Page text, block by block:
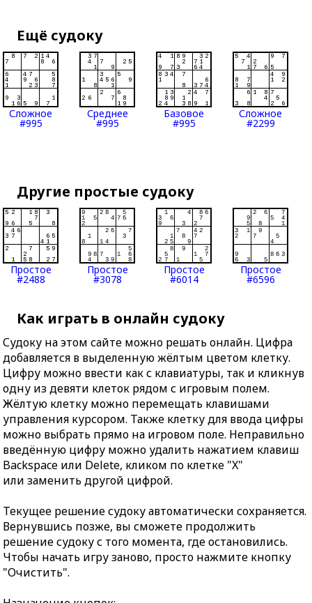
Ещё судоку
Сложное
#995
Среднее
#995
Базовое
#995
Сложное
#2299
Другие простые судоку
Простое
#2488
Простое
#3078
Простое
#6014
Простое
#6596
Как играть в онлайн судоку
Судоку на этом сайте можно решать онлайн. Цифра
добавляется в выделенную жёлтым цветом клетку.
Цифру можно ввести как с клавиатуры, так и кликнув
одну из девяти клеток рядом с игровым полем.
Жёлтую клетку можно перемещать клавишами
управления курсором. Также клетку для ввода цифры
можно выбрать прямо на игровом поле. Неправильно
введённую цифру можно удалить нажатием клавиш
Backspace или Delete, кликом по клетке "X"
или заменить другой цифрой.
Текущее решение судоку автоматически сохраняется.
Вернувшись позже, вы сможете продолжить
решение судоку с того момента, где остановились.
Чтобы начать игру заново, просто нажмите кнопку
"Очистить".